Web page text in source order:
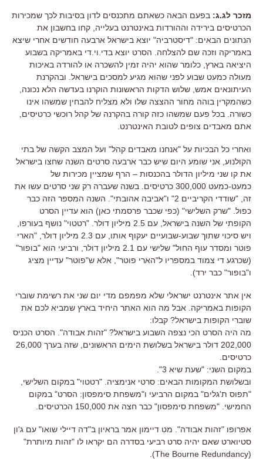
מזכר לג.ג: בפעם הבאה כשאתם מתכנסים לדון בסיבות לכך שמכירות
הכרטיסים בירידה וההורדות באינטרנט בעלייה, קחו בחשבון את
הנתונים הבאים: "דיסטרביה" יוצא בישראל ארבעה חודשים אחרי שיצא
באמריקה וזכה שם להצלחה. הסרט יוצא בדי.וי.די באמריקה בשבוע
היציאה בארץ, כלומר שהוא יהיה זמין להשכרה או להורדה באיכות
מעולה כמעט שבוע לפני שהוא מגיע למסכים בישראל. ובהקרנת
העיתונאים אמש, שלוש הדקות הראשונות הוקרנו בעדשה הלא נכונה,
כשהמקרין בוהה מחור ההצצה שלו ולא מצליח להבחין שמשהו אינו
כשורה. בכל פעם שמשהו כזה קורה בהקרנה של קהל רוכשי כרטיסים,
אתם מאבדים צופים לטובת האינטרנט.
ואחרי כל הבכיות על "אנחנו מאבדים קהל" ועל המצב הקשה של בתי
הקולנוע, אני שומע היום שיש כבר ארבעה סרטים השנה שחצו בישראל
את קו שני מיליון הדולר בהכנסות – הרף שמציין מכירות של
כמעט-כמעט 300,000 כרטיסים. בשנה שעברה רק שני סרטים עשו את
זה, "שודדי הקריביים 2" ו"אביבה אהובתי". השנה המספר הזה כבר
כפול. "שרק השלישי" (כפי שכבר פרסמתי כאן) הוא עדיין הסרט
הקופתי של השנה בישראל, עם 2.5 מיליון דולר. "רטטוי" נושף בעורפו,
ויש סיכוי שתוך שבוע-שבועיים יעקוף אותו, עם 2.3 מיליון דולר, "הארי
פוטר ומסדר עוף החול" שלישי עם 2.1 מיליון דולר, ורביעי הוא "בופור"
(שכרגע די צמוד במספריו ל"הארי פוטר", אלא ש"פוטר" עדיין מציג
ו"בופור" כבר ירד).
אין אתר אינטרנט ישראלי שלא מפמפם מדי יום שני את רשימת שוברי
הקופות באמריקה. אבל מה הוא האתר היחיד בארץ שמביא לכם את
שוברי הקופות בישראל? קבלו:
מה היה הסרט הכי נצפה השבוע בישראל? "זהות אבודה". הסרט הכניס
202,000 דולר בישראל בשלושת הימים הראשונים, שזה בערך 26,000
כרטיסים.
במקום השני: "שעת שיא 3".
ובשלושת המקומות הבאים: סרטי אנימציה. "רטטוי" במקום השלישי,
"תפוס ת'גלים" במקום הרביעי ו"משפחת סימפסון: הסרט" במקום
החמישי. "משפחת סימפסון" כבר חצה את 150,000 הכרטיסים.
אפרופו "זהות אבודה". מט דיימון אמר בראיון ב"דה דיילי שואו" עם ג'ון
סטיוארט שאם יהיה סרט רביעי בסדרה הם יקראו לו "זהות מיותרת"
(The Bourne Redundancy).